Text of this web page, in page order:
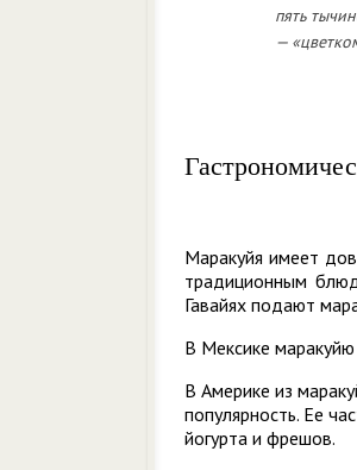
пять
—
Маракуйя имеет
традиционным
Гавайях подают
В Мексике
В Америке из
популярность. Ее
йогурта и фрешов.